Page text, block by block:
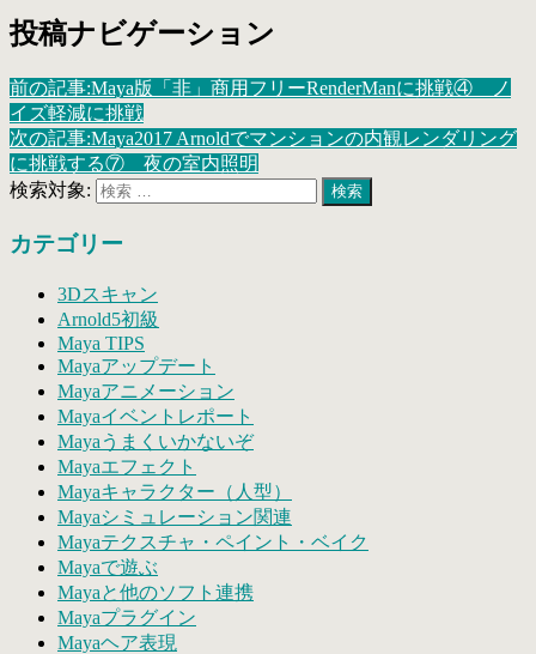
Arnoldexr-EXR-IOopacity opaqueOpenEXR(.EXR)
バンプマップ ボリュームスキャッタリング
投稿ナビゲーション
前の記事:Maya版「非」商用フリーRenderManに挑戦④ ノ
イズ軽減に挑戦
次の記事:Maya2017 Arnoldでマンションの内観レンダリング
に挑戦する⑦ 夜の室内照明
検索対象:
検索
カテゴリー
3Dスキャン
Arnold5初級
Maya TIPS
Mayaアップデート
Mayaアニメーション
Mayaイベントレポート
Mayaうまくいかないぞ
Mayaエフェクト
Mayaキャラクター（人型）
Mayaシミュレーション関連
Mayaテクスチャ・ペイント・ベイク
Mayaで遊ぶ
Mayaと他のソフト連携
Mayaプラグイン
Mayaヘア表現